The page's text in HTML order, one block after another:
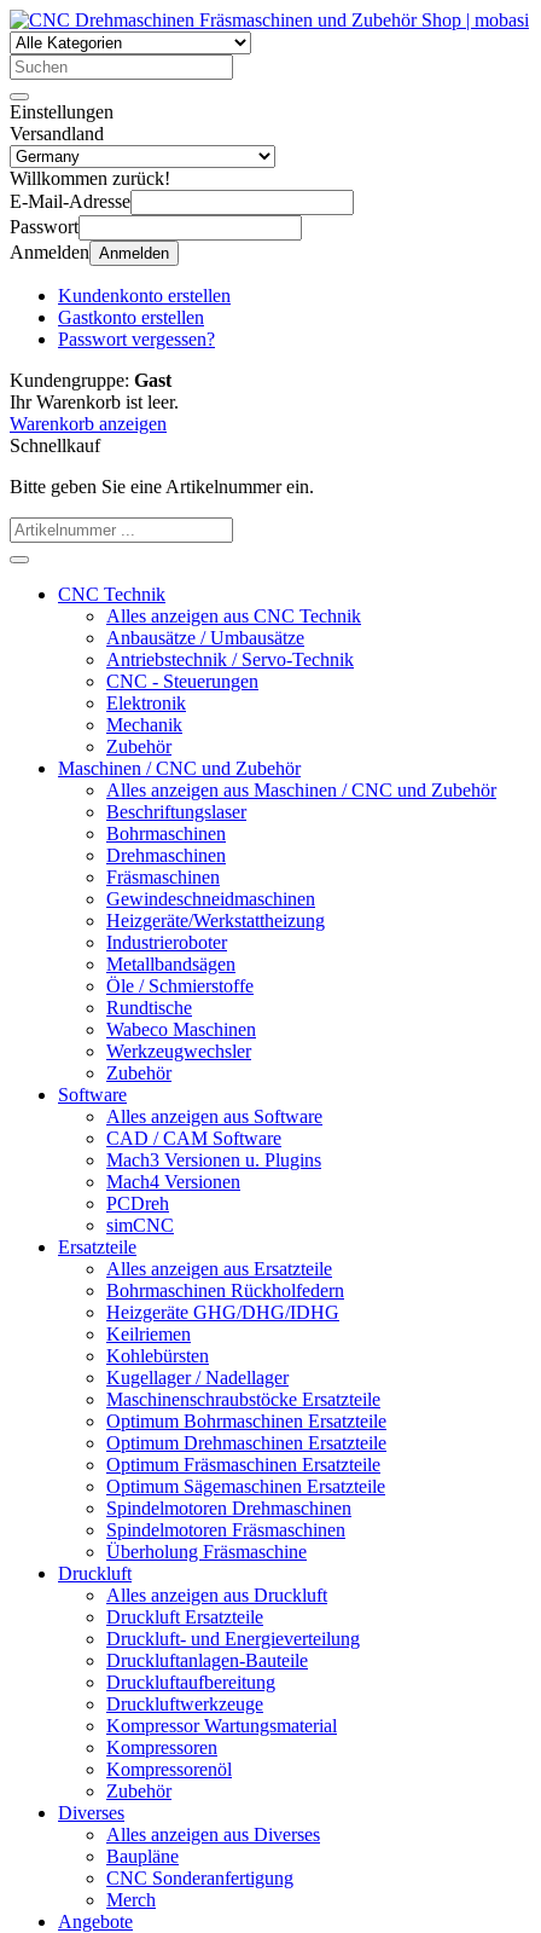
Einstellungen
Versandland
Willkommen zurück!
E-Mail-Adresse
Passwort
Anmelden Anmelden
Kundenkonto erstellen
Gastkonto erstellen
Passwort vergessen?
Kundengruppe: Gast
Ihr Warenkorb ist leer.
Warenkorb anzeigen
Schnellkauf
Bitte geben Sie eine Artikelnummer ein.
CNC Technik
Alles anzeigen aus CNC Technik
Anbausätze / Umbausätze
Antriebstechnik / Servo-Technik
CNC - Steuerungen
Elektronik
Mechanik
Zubehör
Maschinen / CNC und Zubehör
Alles anzeigen aus Maschinen / CNC und Zubehör
Beschriftungslaser
Bohrmaschinen
Drehmaschinen
Fräsmaschinen
Gewindeschneidmaschinen
Heizgeräte/Werkstattheizung
Industrieroboter
Metallbandsägen
Öle / Schmierstoffe
Rundtische
Wabeco Maschinen
Werkzeugwechsler
Zubehör
Software
Alles anzeigen aus Software
CAD / CAM Software
Mach3 Versionen u. Plugins
Mach4 Versionen
PCDreh
simCNC
Ersatzteile
Alles anzeigen aus Ersatzteile
Bohrmaschinen Rückholfedern
Heizgeräte GHG/DHG/IDHG
Keilriemen
Kohlebürsten
Kugellager / Nadellager
Maschinenschraubstöcke Ersatzteile
Optimum Bohrmaschinen Ersatzteile
Optimum Drehmaschinen Ersatzteile
Optimum Fräsmaschinen Ersatzteile
Optimum Sägemaschinen Ersatzteile
Spindelmotoren Drehmaschinen
Spindelmotoren Fräsmaschinen
Überholung Fräsmaschine
Druckluft
Alles anzeigen aus Druckluft
Druckluft Ersatzteile
Druckluft- und Energieverteilung
Druckluftanlagen-Bauteile
Druckluftaufbereitung
Druckluftwerkzeuge
Kompressor Wartungsmaterial
Kompressoren
Kompressorenöl
Zubehör
Diverses
Alles anzeigen aus Diverses
Baupläne
CNC Sonderanfertigung
Merch
Angebote